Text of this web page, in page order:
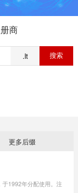
商
.lt
更多后缀
1992年分配使用。注